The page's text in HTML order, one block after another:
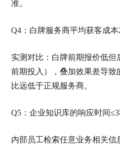
准。
Q4：白牌服务商平均获客成
实测对比：白牌前期报价低
前期投入），叠加效果差导致
比远低于正规服务商。
Q5：企业知识库的响应时间
内部员工检索任意业务相关